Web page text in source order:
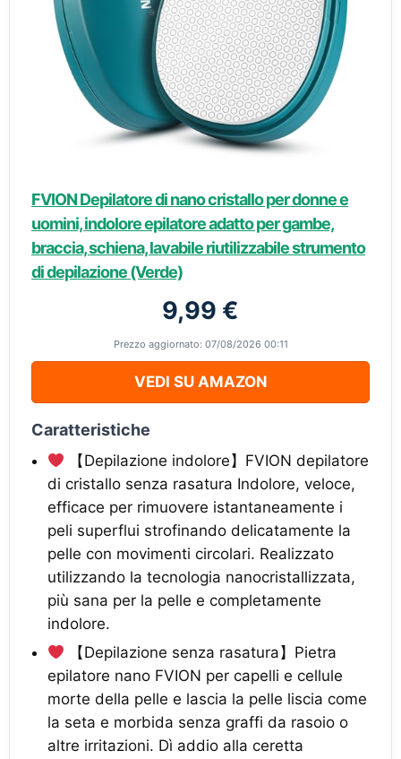
FVION Depilatore di nano cristallo per donne e
uomini, indolore epilatore adatto per gambe,
braccia, schiena, lavabile riutilizzabile strumento
di depilazione (Verde)
9,99 €
Prezzo aggiornato: 07/08/2026 00:11
VEDI SU AMAZON
Caratteristiche
【Depilazione indolore】FVION depilatore
di cristallo senza rasatura Indolore, veloce,
efficace per rimuovere istantaneamente i
peli superflui strofinando delicatamente la
pelle con movimenti circolari. Realizzato
utilizzando la tecnologia nanocristallizzata,
più sana per la pelle e completamente
indolore.
【Depilazione senza rasatura】Pietra
epilatore nano FVION per capelli e cellule
morte della pelle e lascia la pelle liscia come
la seta e morbida senza graffi da rasoio o
altre irritazioni. Dì addio alla ceretta